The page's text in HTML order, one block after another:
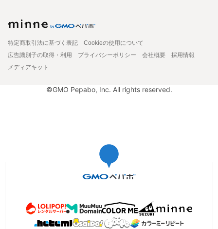
特定商取引法に基づく表記
Cookieの使用について
広告識別子の取得・利用
プライバシーポリシー 会社概要
採用情報
メディアキット
©GMO Pepabo, Inc. All rights reserved.